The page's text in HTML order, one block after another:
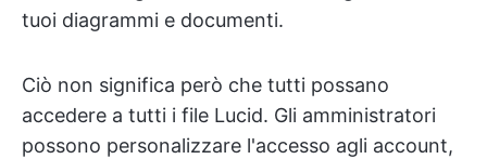
tuoi diagrammi e documenti.
Ciò non significa però che tutti possano
accedere a tutti i file Lucid. Gli amministratori
possono personalizzare l'accesso agli account,